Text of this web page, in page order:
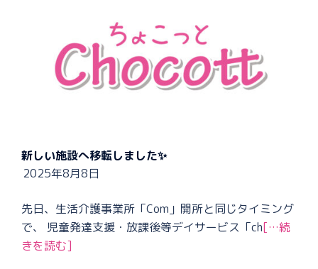
新しい施設へ移転しました✨
2025年8月8日
先日、生活介護事業所「Com」開所と同じタイミング
で、 児童発達支援・放課後等デイサービス「ch[…続
きを読む]